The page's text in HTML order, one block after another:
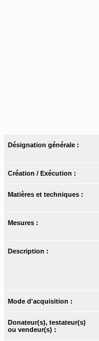
Désignation générale :
Création / Exécution :
Matières et techniques :
Mesures :
Description :
Mode d'acquisition :
Donateur(s), testateur(s)
ou vendeur(s) :